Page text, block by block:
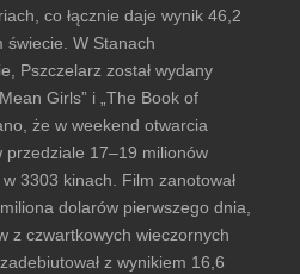
co łącznie daje wynik 46,2
świecie. W Stanach
Pszczelarz został wydany
Girls” i „The Book of
że w weekend otwarcia
17–19 milionów
3303 kinach. Film zanotował
dolarów pierwszego dnia,
z czwartkowych wieczornych
z wynikiem 16,6